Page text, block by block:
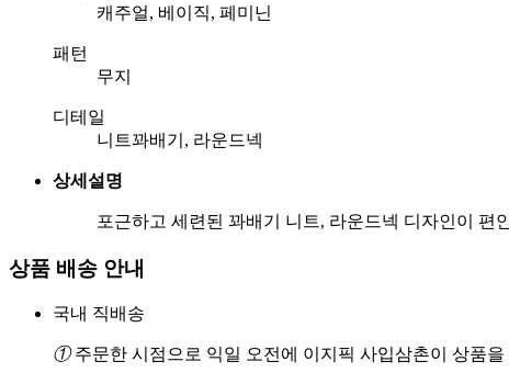
캐주얼, 베이직, 페미닌
패턴
무지
디테일
니트꽈배기, 라운드넥
상세설명
포근하고 세련된 꽈배기 니트, 라운드넥 디자인이
상품 배송 안내
국내 직배송
①주문한 시점으로 익일 오전에 이지픽 사입삼촌이 상품